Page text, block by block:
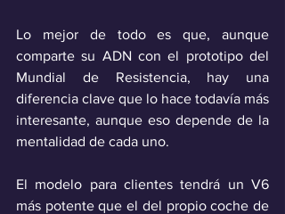
Lo mejor de todo es que, aunque
comparte su ADN con el prototipo del
Mundial de Resistencia, hay una
diferencia clave que lo hace todavía más
interesante, aunque eso depende de la
mentalidad de cada uno.
El modelo para clientes tendrá un V6
más potente que el del propio coche de